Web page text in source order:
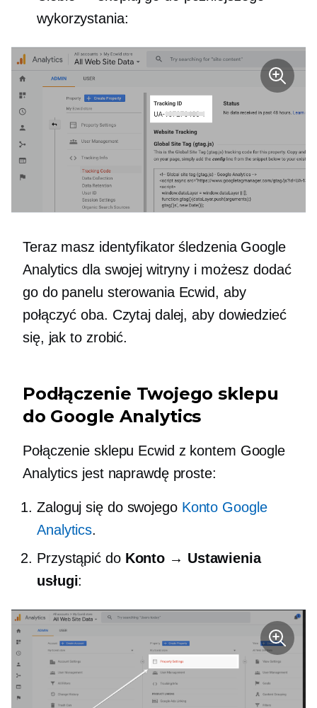
wykorzystania:
Teraz masz identyfikator śledzenia Google
Analytics dla swojej witryny i możesz dodać
go do panelu sterowania Ecwid, aby
połączyć oba. Czytaj dalej, aby dowiedzieć
się, jak to zrobić.
Podłączenie Twojego sklepu
do Google Analytics
Połączenie sklepu Ecwid z kontem Google
Analytics jest naprawdę proste:
Zaloguj się do swojego Konto Google
Analytics.
Przystąpić do Konto → Ustawienia
usługi: